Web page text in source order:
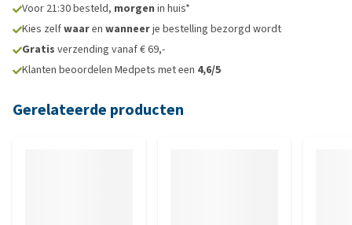
Voor 21:30 besteld, morgen in huis*
Kies zelfwaaren wanneerje bestelling bezorgd wordt
Gratis verzending vanaf € 69,-
Klanten beoordelen Medpets met een 4,6/5
Gerelateerde producten